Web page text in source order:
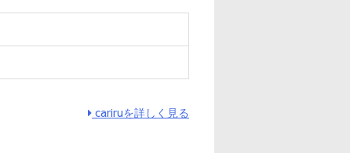
cariruを詳しく見る